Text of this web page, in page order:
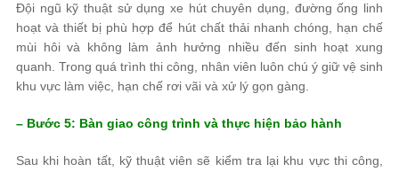
Đội ngũ kỹ thuật sử dụng xe hút chuyên dụng, đường ống linh
hoạt và thiết bị phù hợp để hút chất thải nhanh chóng, hạn chế
mùi hôi và không làm ảnh hưởng nhiều đến sinh hoạt xung
quanh. Trong quá trình thi công, nhân viên luôn chú ý giữ vệ sinh
khu vực làm việc, hạn chế rơi vãi và xử lý gọn gàng.
– Bước 5: Bàn giao công trình và thực hiện bảo hành
Sau khi hoàn tất, kỹ thuật viên sẽ kiểm tra lại khu vực thi công,